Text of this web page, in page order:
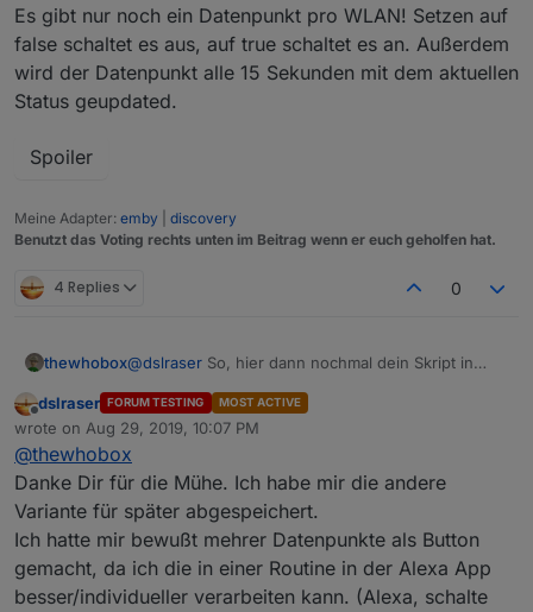
Es gibt nur noch ein Datenpunkt pro WLAN! Setzen auf
false schaltet es aus, auf true schaltet es an. Außerdem
wird der Datenpunkt alle 15 Sekunden mit dem aktuellen
Status geupdated.
Spoiler
Meine Adapter: emby
discovery
Benutzt das Voting rechts unten im Beitrag wenn er euch geholfen hat.
4 Replies 0
thewhobox@dslraser So, hier dann nochmal dein Skript in
Du kannst von jedem WLAN den Status abfragen.
Du gibst der Funktion
Wifi-Id als Parameter mit.
Spoiler
verbessern könnte:
Du benutzt Momentan 6 States allein für
An/Aus/Status.
Die drei Funktionen könntest du in einem einzigen
@liv-in-skyVoucher erstellen sollte mit der API
funktionieren. Zumindest ist es in dem von dir
verlinkten Skriptim anderen Thread eingebaut.
Offline
dslraser FORUM TESTING MOST ACTIVE
wrote on Aug 29, 2019, 10:07 PM
last edited by
@thewhobox
Danke Dir für die Mühe. Ich habe mir die andere
Variante für später abgespeichert.
Ich hatte mir bewußt mehrer Datenpunkte als Button
gemacht, da ich die in einer Routine in der Alexa App
besser/individueller verarbeiten kann. (Alexa, schalte